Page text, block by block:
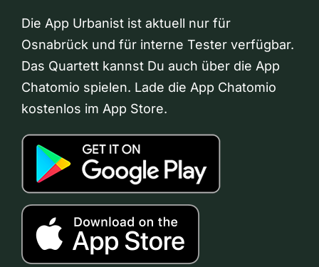
Die App Urbanist ist aktuell nur für
Osnabrück und für interne Tester verfügbar.
Das Quartett kannst Du auch über die App
Chatomio spielen. Lade die App Chatomio
kostenlos im App Store.